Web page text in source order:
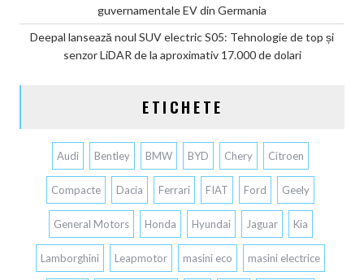
guvernamentale EV din Germania
Deepal lansează noul SUV electric S05: Tehnologie de top și
senzor LiDAR de la aproximativ 17.000 de dolari
ETICHETE
Audi Bentley BMW BYD Chery Citroen
Compacte Dacia Ferrari FIAT Ford Geely
General Motors Honda Hyundai Jaguar Kia
Lamborghini Leapmotor masini eco masini electrice